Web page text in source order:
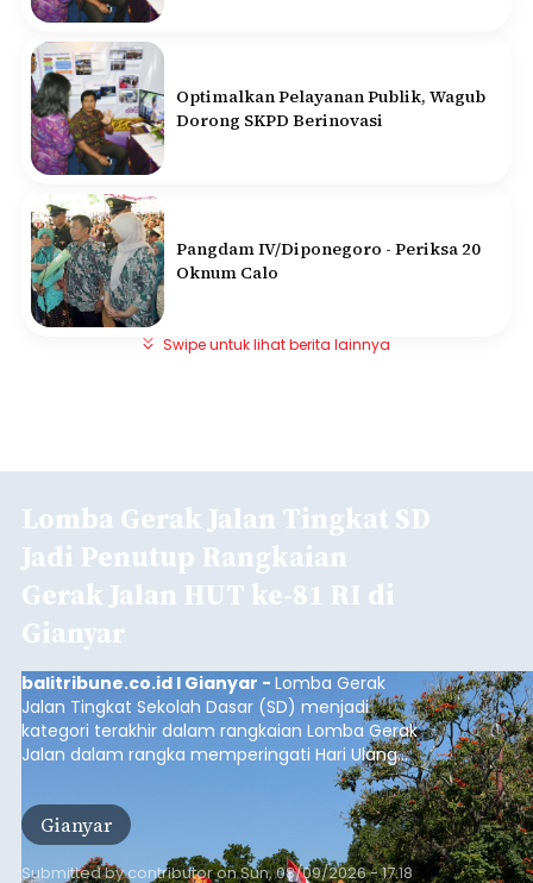
Optimalkan Pelayanan Publik, Wagub
Dorong SKPD Berinovasi
Pangdam IV/Diponegoro - Periksa 20
Oknum Calo
Swipe untuk lihat berita lainnya
Lomba Gerak Jalan Tingkat SD
Jadi Penutup Rangkaian
Gerak Jalan HUT ke-81 RI di
Gianyar
balitribune.co.id I Gianyar - Lomba Gerak
Jalan Tingkat Sekolah Dasar (SD) menjadi
kategori terakhir dalam rangkaian Lomba Gerak
Jalan dalam rangka memperingati Hari Ulang
Tahun (HUT) ke-81 Kemerdekaan Republik
Indonesia Tahun 2026 di Kabupaten Gianyar.
Gianyar
Submitted bycontributoronSun, 08/09/2026 - 17:18